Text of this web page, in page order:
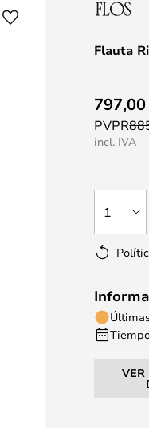
Flauta
PVPR
incl. IVA
1
VER